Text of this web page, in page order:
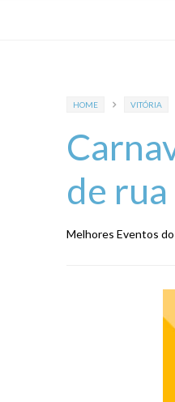
HOME VITÓRIA
de rua
Melhores Eventos do